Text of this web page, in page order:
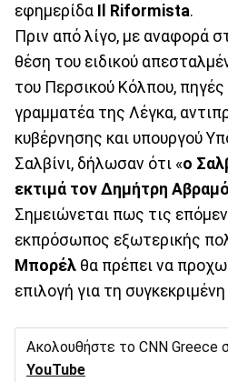
εφημερίδα Il Riformista.
Πριν από λίγο, με αναφορά
θέση του ειδικού
του Περσικού Κόλπου,
γραμματέα της Λέγκα,
κυβέρνησης και υπουργού
Σαλβίνι, δήλωσαν ότι «ο
εκτιμά τον Δημήτρη
Σημειώνεται πως τις
εκπρόσωπος εξωτερικής
Μπορέλ θα πρέπει να
επιλογή για τη
Ακολουθήστε το CNN Greece
YouTube